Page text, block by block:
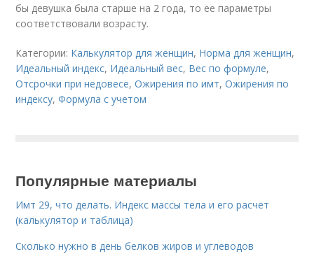
бы девушка была старше на 2 года, то ее параметры
соответствовали возрасту.
Категории: Калькулятор для женщин, Норма для женщин,
Идеальный индекс, Идеальный вес, Вес по формуле,
Отсрочки при недовесе,Ожирения по имт,Ожирения по
индексу,Формула с учетом
Популярные материалы
Имт 29, что делать. Индекс массы тела и его расчет
(калькулятор и таблица)
Сколько нужно в день белков жиров и углеводов